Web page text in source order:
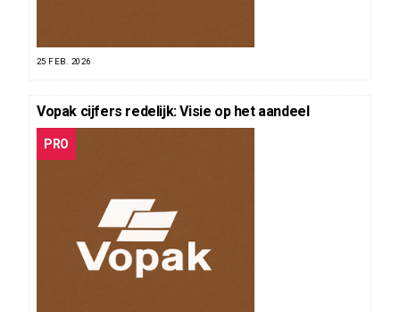
25 FEB. 2026
Vopak cijfers redelijk: Visie op het aandeel
PRO